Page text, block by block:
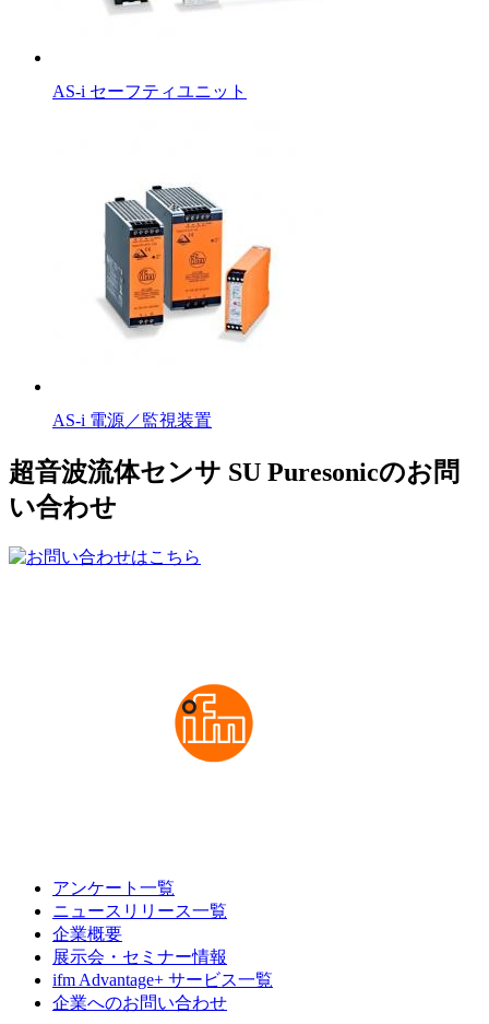
AS-i セーフティユニット
AS-i 電源／監視装置
超音波流体センサ SU Puresonicのお問
い合わせ
アンケート一覧
ニュースリリース一覧
企業概要
展示会・セミナー情報
ifm Advantage+ サービス一覧
企業へのお問い合わせ